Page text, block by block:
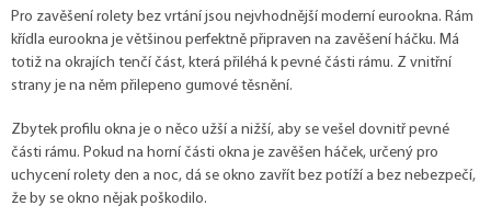
Pro zavěšení rolety bez vrtání jsou nejvhodnější moderní eurookna. Rám
křídla eurookna je většinou perfektně připraven na zavěšení háčku. Má
totiž na okrajích tenčí část, která přiléhá k pevné části rámu. Z vnitřní
strany je na něm přilepeno gumové těsnění.
Zbytek profilu okna je o něco užší a nižší, aby se vešel dovnitř pevné
části rámu. Pokud na horní části okna je zavěšen háček, určený pro
uchycení rolety den a noc, dá se okno zavřít bez potíží a bez nebezpečí,
že by se okno nějak poškodilo.